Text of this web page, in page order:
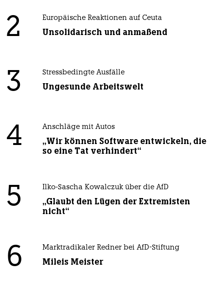
2 Europäische Reaktionen auf Ceuta
Unsolidarisch und anmaßend
3 Stressbedingte Ausfälle
Ungesunde Arbeitswelt
4 Anschläge mit Autos
„Wir können Software entwickeln, die
so eine Tat verhindert“
5 Ilko-Sascha Kowalczuk über die AfD
„Glaubt den Lügen der Extremisten
nicht“
6 Marktradikaler Redner bei AfD-Stiftung
Mileis Meister